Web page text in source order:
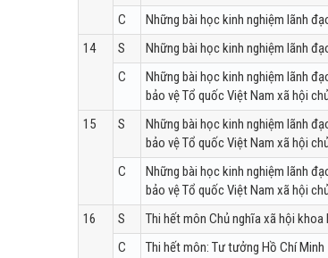
C
Những bài học kinh nghiệm lãnh
14
S Những bài học kinh nghiệm lãnh
C
Những bài học kinh nghiệm lãnh
bảo vệ Tổ quốc Việt Nam xã hội
15 S
Những bài học kinh nghiệm lãnh
bảo vệ Tổ quốc Việt Nam xã hội
C
Những bài học kinh nghiệm lãnh
bảo vệ Tổ quốc Việt Nam xã hội
16 S Thi hết môn Chủ nghĩa xã hội khoa
C
Thi hết môn: Tư tưởng Hồ Chí Minh